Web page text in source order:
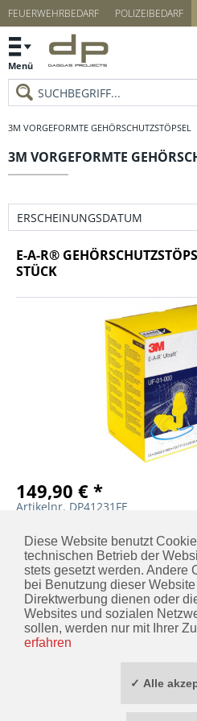
FEUERWEHRBEDARF POLIZEIBEDARF
Menü
3M VORGEFORMTE GEHÖRSCHUTZSTÖPSEL
3M VORGEFORMTE
E-A-R®
STÜCK
149,90 € *
Artikelnr. DP41231FE
MERKEN
KONTAKT
INFORMATIONEN
ZAHLUNG / VERSAND
Diese Website benutzt
technischen Betrieb der
stets gesetzt werden. Andere
bei Benutzung dieser
Direktwerbung dienen oder
Websites und sozialen
sollen, werden nur mit Ihrer
erfahren
✓ Alle